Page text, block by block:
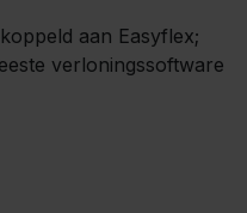
aan Easyflex;
verloningssoftware